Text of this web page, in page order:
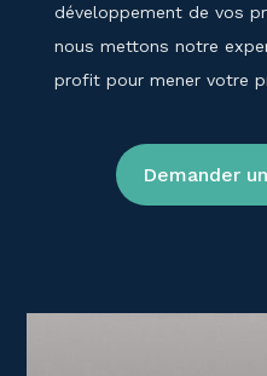
développement de vos
nous mettons notre
profit pour mener votre
Demander